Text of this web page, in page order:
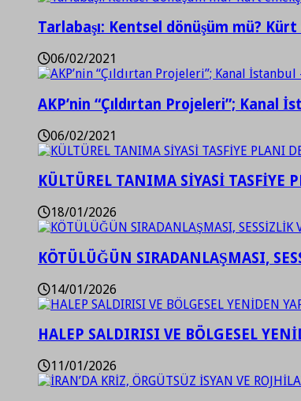
Tarlabaşı: Kentsel dönüşüm mü?
06/02/2021
AKP’nin “Çıldırtan Projeleri”; Kanal
06/02/2021
KÜLTÜREL TANIMA SİYASİ TASFİYE
18/01/2026
KÖTÜLÜĞÜN SIRADANLAŞMASI,
14/01/2026
HALEP SALDIRISI VE BÖLGESEL
11/01/2026